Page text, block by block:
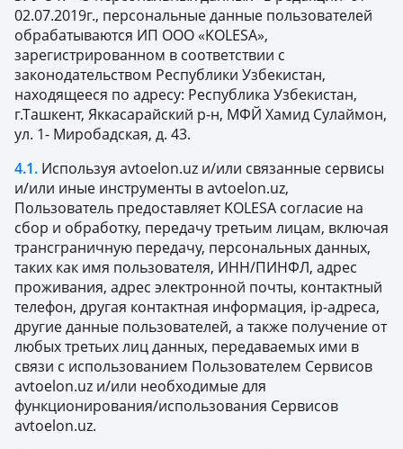
02.07.2019г., персональные данные пользователей
обрабатываются ИП ООО «KOLESA»,
зарегистрированном в соответствии с
законодательством Республики Узбекистан,
находящееся по адресу: Республика Узбекистан,
г.Ташкент, Яккасарайский р-н, МФЙ Хамид Сулаймон,
ул. 1- Миробадская, д. 43.
4.1. Используя avtoelon.uz и/или связанные сервисы
и/или иные инструменты в avtoelon.uz,
Пользователь предоставляет KOLESA согласие на
сбор и обработку, передачу третьим лицам, включая
трансграничную передачу, персональных данных,
таких как имя пользователя, ИНН/ПИНФЛ, адрес
проживания, адрес электронной почты, контактный
телефон, другая контактная информация, ip-адреса,
другие данные пользователей, а также получение от
любых третьих лиц данных, передаваемых ими в
связи с использованием Пользователем Сервисов
avtoelon.uz и/или необходимые для
функционирования/использования Сервисов
avtoelon.uz.